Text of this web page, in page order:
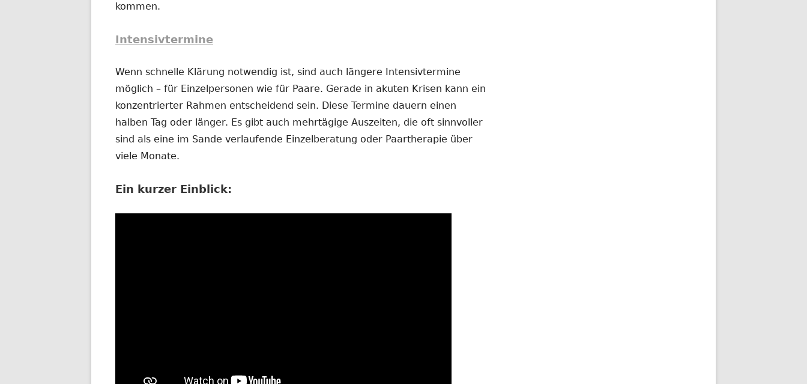
kommen.
Intensivtermine
Wenn schnelle Klärung notwendig ist, sind auch längere Intensivtermine
möglich – für Einzelpersonen wie für Paare. Gerade in akuten Krisen kann ein
konzentrierter Rahmen entscheidend sein. Diese Termine dauern einen
halben Tag oder länger. Es gibt auch mehrtägige Auszeiten, die oft sinnvoller
sind als eine im Sande verlaufende Einzelberatung oder Paartherapie über
viele Monate.
Ein kurzer Einblick: